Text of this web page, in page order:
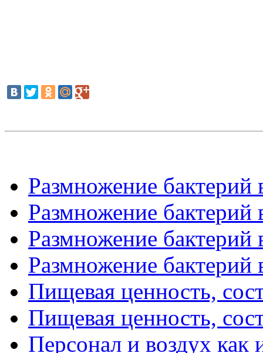
Размножение
Размножение
Размножение
Размножение
Пищевая ценность,
Пищевая ценность,
Персонал и воздух как